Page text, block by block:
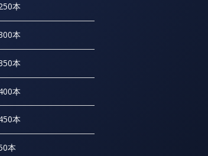
本
本
本
本
本
本